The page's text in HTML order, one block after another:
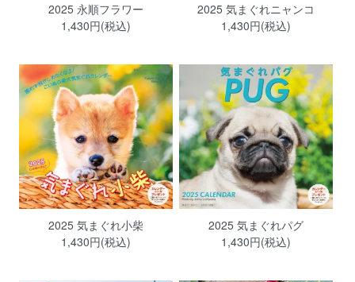
2025 永順フラワー
1,430円(税込)
2025 気まぐれニャンコ
1,430円(税込)
2025 気まぐれ小柴
1,430円(税込)
2025 気まぐれパグ
1,430円(税込)